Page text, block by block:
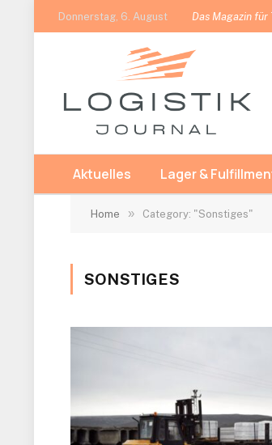
Donnerstag, 6. August Das Magazin für
Aktuelles Lager &
Home » Category: "Sonstiges"
SONSTIGES